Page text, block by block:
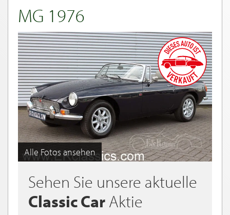
MG 1976
Alle Fotos ansehen
Sehen Sie unsere aktuelle
Classic Car Aktie